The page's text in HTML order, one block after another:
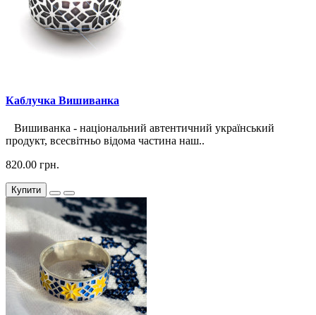
Каблучка Вишиванка
Вишиванка - національний автентичний український
продукт, всесвітньо відома частина наш..
820.00 грн.
Купити